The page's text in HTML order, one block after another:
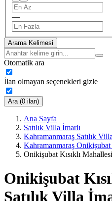
—
Arama Kelimesi
Otomatik ara
İlan olmayan seçenekleri gizle
Ara (0 ilan)
Ana Sayfa
Satılık Villa İmarlı
Kahramanmaraş Satılık
Kahramanmaraş Onikişubat
Onikişubat Kısıklı
Onikişubat
Satılık Villa